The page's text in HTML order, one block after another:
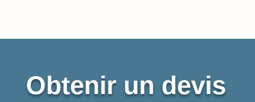
Obtenir un devis